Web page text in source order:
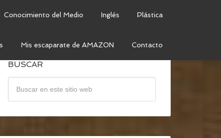
Conocimiento del Medio Inglés Plástica
Mis escaparate de AMAZON Contacto
BUSCAR